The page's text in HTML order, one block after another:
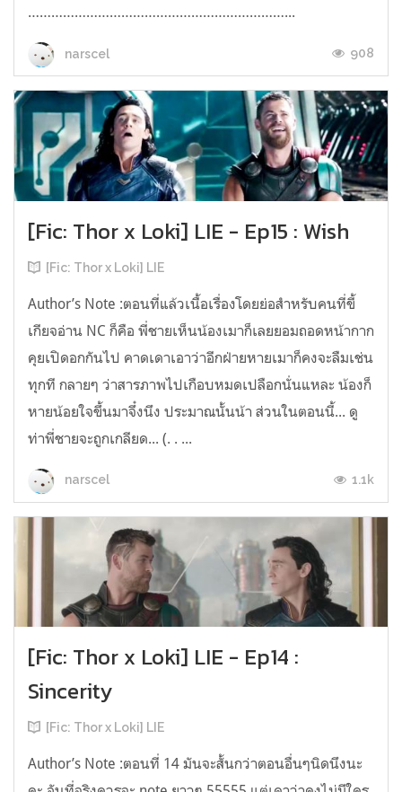
…………………………………………………………...
narscel 908
[Fic: Thor x Loki] LIE - Ep15 : Wish
[Fic: Thor x Loki] LIE
Author’s Note :ตอนที่แล้วเนื้อเรื่องโดยย่อสำหรับคนที่ขี้
เกียจอ่าน NC ก็คือ พี่ชายเห็นน้องเมาก็เลยยอมถอดหน้ากาก
คุยเปิดอกกันไป คาดเดาเอาว่าอีกฝ่ายหายเมาก็คงจะลืมเช่น
ทุกที กลายๆ ว่าสารภาพไปเกือบหมดเปลือกนั่นแหละ น้องก็
หายน้อยใจขึ้นมาจึ๋งนึง ประมาณนั้นน้า ส่วนในตอนนี้... ดู
ท่าพี่ชายจะถูกเกลียด... (. . ...
narscel 1.1k
[Fic: Thor x Loki] LIE - Ep14 :
Sincerity
[Fic: Thor x Loki] LIE
Author’s Note :ตอนที่ 14 มันจะสั้นกว่าตอนอื่นๆนิดนึงนะ